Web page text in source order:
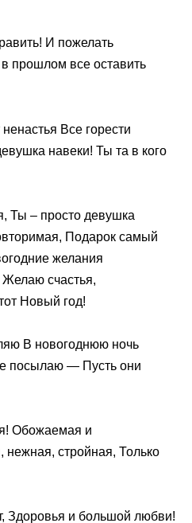
И пожелать
прошлом все оставить
Все горести
навеки! Ты та в кого
Ты – просто девушка
Подарок самый
желания
Желаю счастья,
Новый год!
В новогоднюю ночь
посылаю — Пусть они
Обожаемая и
нежная, стройная, Только
Здоровья и большой любви!